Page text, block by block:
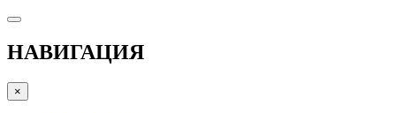
НАВИГАЦИЯ
×